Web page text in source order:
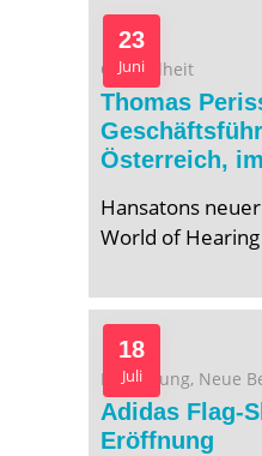
23
Juni
Gesundheit
Thomas
Österreich,
Hansatons
World of
18
Juli
Bekleidung, Neue
Adidas Flag-
Eröffnung